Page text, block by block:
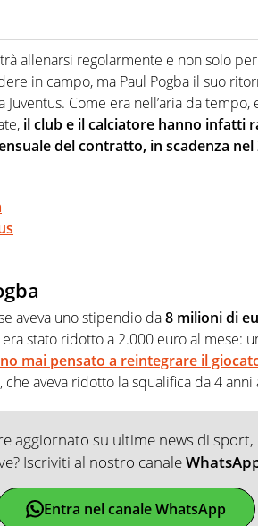
seguito numerose manifestazioni
competenza, conoscenza e
allenarsi regolarmente e non solo
in campo, ma Paul Pogba il suo
Juventus. Come era nell’aria da
il club e il calciatore hanno infatti
del contratto, in scadenza nel
aveva uno stipendio da8 milioni di
stato ridotto a 2.000 euro al mese:
mai pensato a reintegrare il
, che aveva ridotto la squalifica da 4 anni
aggiornato su ultime news di
Iscriviti al nostro canale
Entra nel canale WhatsApp